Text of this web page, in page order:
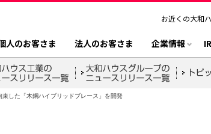
お近くの大和
人のお客さま 法人のお客さま 企業情報
束した「木鋼ハイブリッドブレース」を開発